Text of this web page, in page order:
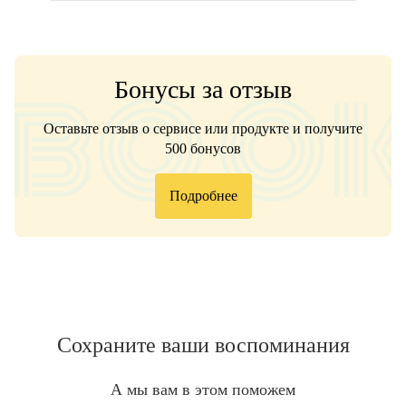
Бонусы за отзыв
Оставьте отзыв о сервисе или продукте и получите
500 бонусов
Подробнее
Сохраните ваши воспоминания
А мы вам в этом поможем